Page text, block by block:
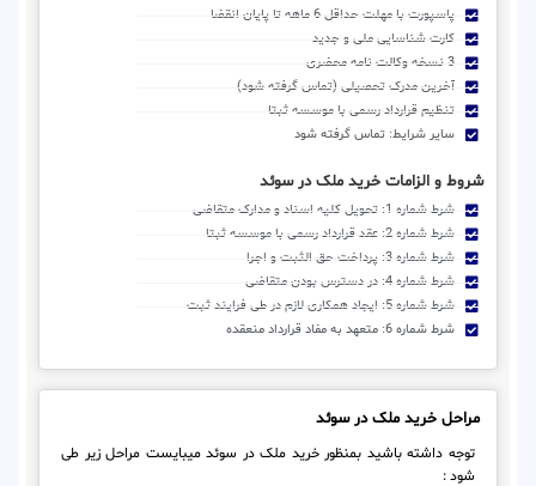
پاسپورت با مهلت حداقل 6 ماهه تا پایان انقضا
کارت شناسایی ملی و جدید
3 نسخه وکالت نامه محضری
آخرین مدرک تحصیلی (تماس گرفته شود)
تنظیم قرارداد رسمی با موسسه ثبتا
سایر شرایط: تماس گرفته شود
شروط و الزامات خرید ملک در سوئد
شرط شماره 1: تحویل کلیه اسناد و مدارک متقاضی
شرط شماره 2: عقد قرارداد رسمی با موسسه ثبتا
شرط شماره 3: پرداخت حق الثبت و اجرا
شرط شماره 4: در دسترس بودن متقاضی
شرط شماره 5: ایجاد همکاری لازم در طی فرایند ثبت
شرط شماره 6: متعهد به مفاد قرارداد منعقده
مراحل خرید ملک در سوئد
توجه داشته باشید بمنظور خرید ملک در سوئد میبایست مراحل زیر طی
شود :